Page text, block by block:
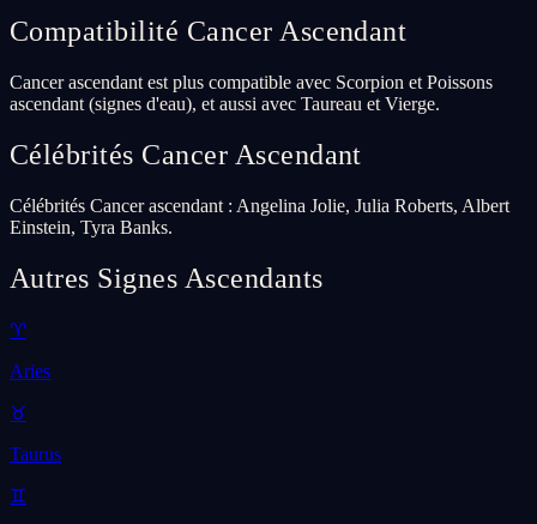
Compatibilité Cancer Ascendant
Cancer ascendant est plus compatible avec Scorpion et Poissons
ascendant (signes d'eau), et aussi avec Taureau et Vierge.
Célébrités Cancer Ascendant
Célébrités Cancer ascendant : Angelina Jolie, Julia Roberts, Albert
Einstein, Tyra Banks.
Autres Signes Ascendants
♈
Aries
♉
Taurus
♊